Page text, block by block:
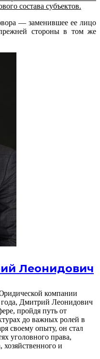
состава субъектов.
— заменившее ее лицо
стороны в том же
Леонидович
компании
Дмитрий Леонидович
пройдя путь от
до важных ролей в
своему опыту, он стал
уголовного права,
хозяйственного и